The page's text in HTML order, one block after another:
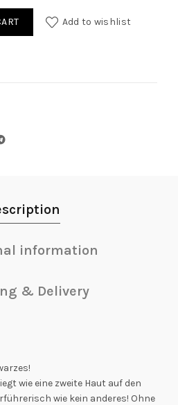
Add to wishlist
information
& Delivery
wie eine zweite Haut auf den
wie kein anderes! Ohne